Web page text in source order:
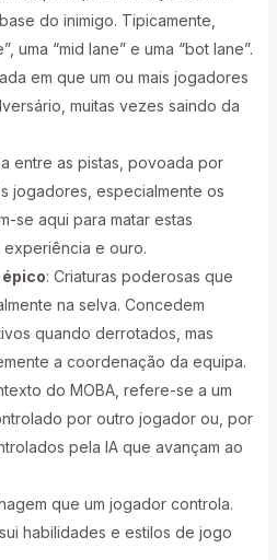
do inimigo. Tipicamente,
uma “mid lane” e uma “bot lane”.
em que um ou mais jogadores
muitas vezes saindo da
entre as pistas, povoada por
jogadores, especialmente os
se aqui para matar estas
e ouro.
: Criaturas poderosas que
na selva. Concedem
quando derrotados, mas
a coordenação da equipa.
do MOBA, refere-se a um
por outro jogador ou, por
pela IA que avançam ao
que um jogador controla.
habilidades e estilos de jogo